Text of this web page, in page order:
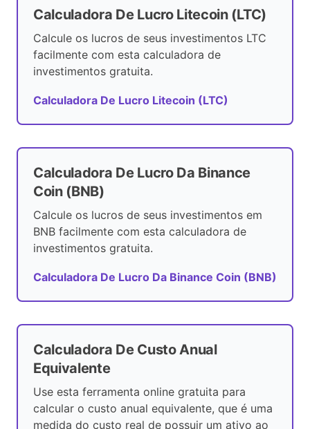
Calculadora De Lucro Litecoin (LTC)
Calcule os lucros de seus investimentos LTC
facilmente com esta calculadora de
investimentos gratuita.
Calculadora De Lucro Litecoin (LTC)
Calculadora De Lucro Da Binance
Coin (BNB)
Calcule os lucros de seus investimentos em
BNB facilmente com esta calculadora de
investimentos gratuita.
Calculadora De Lucro Da Binance Coin (BNB)
Calculadora De Custo Anual
Equivalente
Use esta ferramenta online gratuita para
calcular o custo anual equivalente, que é uma
medida do custo real de possuir um ativo ao